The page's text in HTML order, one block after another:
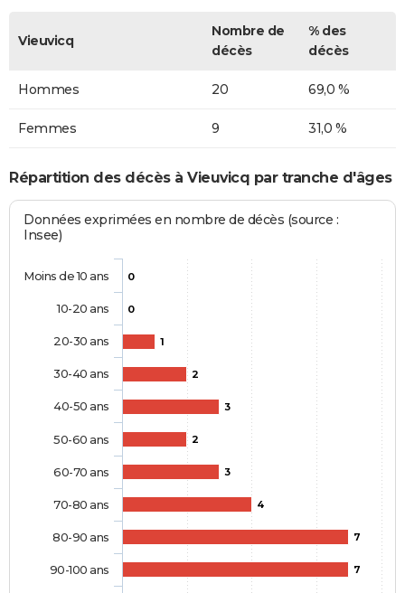
Vieuvicq
Nombre de
décès
% des
décès
Hommes 20 69,0 %
Femmes 9 31,0 %
Répartition des décès à Vieuvicq par tranche d'âges
Données exprimées en nombre de décès (source :
Insee)
0
0
1
2
3
2
3
4
7
7
Moins de 10 ans
10-20 ans
20-30 ans
30-40 ans
40-50 ans
50-60 ans
60-70 ans
70-80 ans
80-90 ans
90-100 ans